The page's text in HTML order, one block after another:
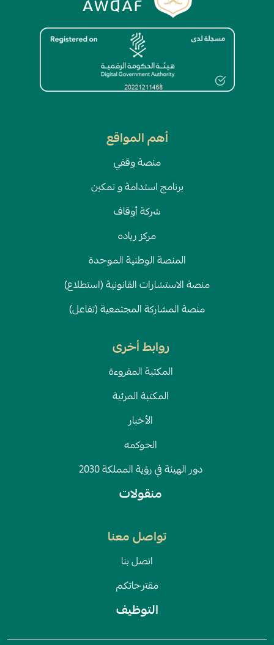
أهم المواقع
منصة وقفي
برنامج استدامة و تمكين
شركة أوقاف
مركز رياده
المنصة الوطنية الموحدة
منصة الاستشارات القانونية (استطلاع)
منصة المشاركة المجتمعية (تفاعل)
روابط أخرى
المكتبة المقروءة
المكتبة المرئية
الأخبار
الحوكمه
دور الهيئة في رؤية المملكة 2030
منقولات
تواصل معنا
اتصل بنا
مقترحاتكم
التوظيف